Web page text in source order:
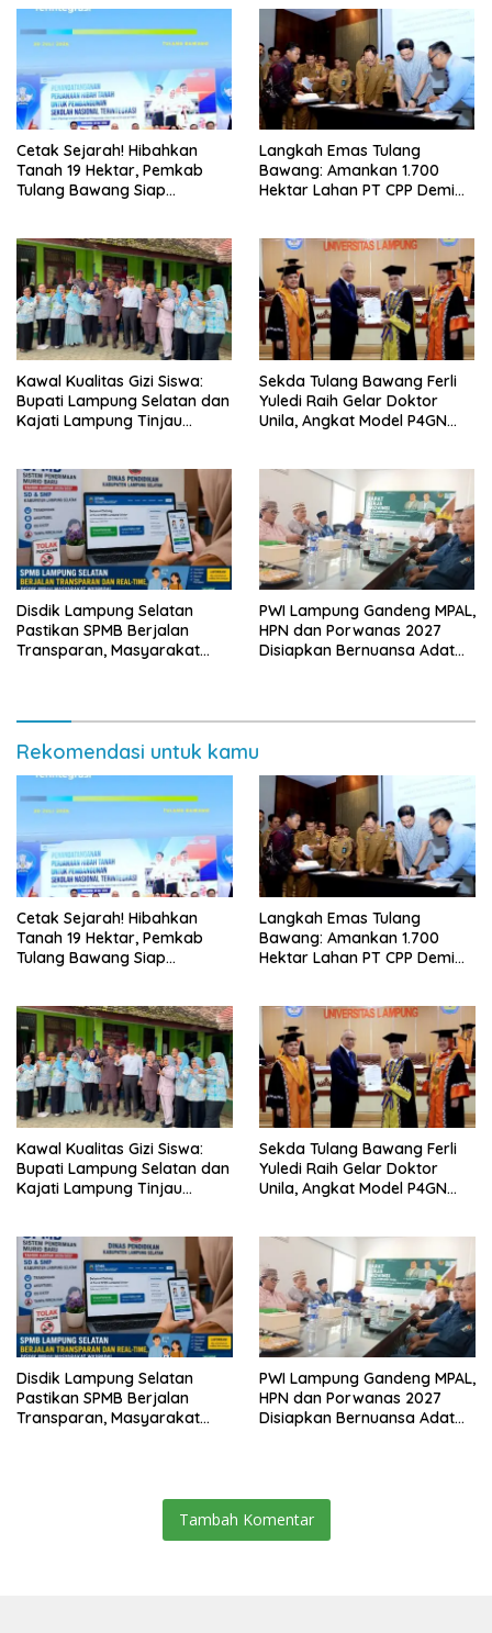
Cetak Sejarah! Hibahkan
Tanah 19 Hektar, Pemkab
Tulang Bawang Siap
Lampung
Langkah Emas Tulang
Bawang: Amankan 1.700
Hektar Lahan PT CPP Demi
Kawal Kualitas Gizi Siswa:
Bupati Lampung Selatan dan
Kajati Lampung Tinjau
Sekda Tulang Bawang Ferli
Yuledi Raih Gelar Doktor
Unila, Angkat Model P4GN
Disdik Lampung Selatan
Pastikan SPMB Berjalan
Transparan, Masyarakat
PWI Lampung Gandeng MPAL,
HPN dan Porwanas 2027
Disiapkan Bernuansa Adat
Rekomendasi untuk kamu
Cetak Sejarah! Hibahkan
Tanah 19 Hektar, Pemkab
Tulang Bawang Siap
Lampung
Langkah Emas Tulang
Bawang: Amankan 1.700
Hektar Lahan PT CPP Demi
Kawal Kualitas Gizi Siswa:
Bupati Lampung Selatan dan
Kajati Lampung Tinjau
Sekda Tulang Bawang Ferli
Yuledi Raih Gelar Doktor
Unila, Angkat Model P4GN
Disdik Lampung Selatan
Pastikan SPMB Berjalan
Transparan, Masyarakat
PWI Lampung Gandeng MPAL,
HPN dan Porwanas 2027
Disiapkan Bernuansa Adat
Tambah Komentar